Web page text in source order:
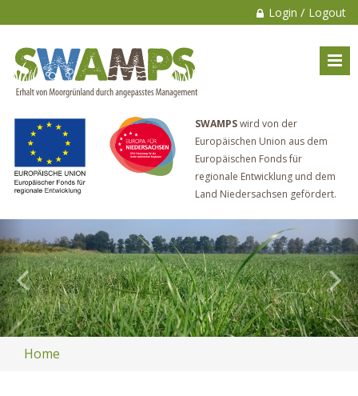
Login / Logout
SWAMPSwird von der
Europäischen Union aus dem
Europäischen Fonds für
regionale Entwicklung und dem
Land Niedersachsen gefördert.
Home